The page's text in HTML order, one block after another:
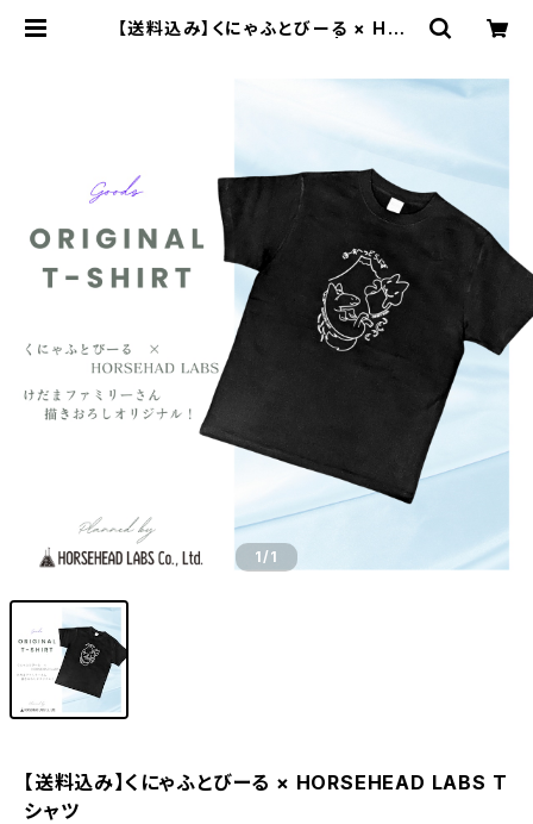
【送料込み】くにゃふとびーる × HOR
1/1
【送料込み】くにゃふとびーる × HORSEHEAD LABS T
シャツ